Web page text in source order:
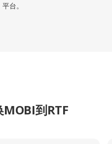
平台。
到RTF